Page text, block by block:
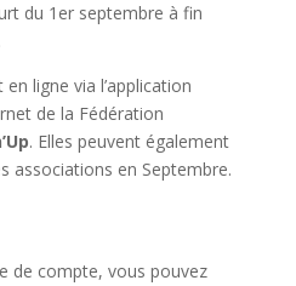
du 1er septembre à fin
en ligne via l’application
de la Fédération
. Elles peuvent également
associations en Septembre.
de compte, vous pouvez